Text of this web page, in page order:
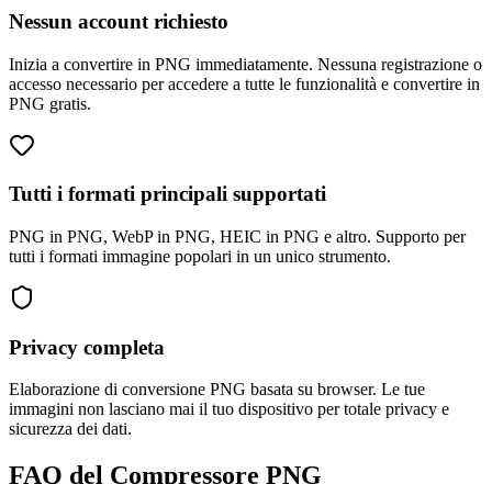
Nessun account richiesto
Inizia a convertire in PNG immediatamente. Nessuna registrazione o
accesso necessario per accedere a tutte le funzionalità e convertire in
PNG gratis.
Tutti i formati principali supportati
PNG in PNG, WebP in PNG, HEIC in PNG e altro. Supporto per
tutti i formati immagine popolari in un unico strumento.
Privacy completa
Elaborazione di conversione PNG basata su browser. Le tue
immagini non lasciano mai il tuo dispositivo per totale privacy e
sicurezza dei dati.
FAQ del Compressore PNG